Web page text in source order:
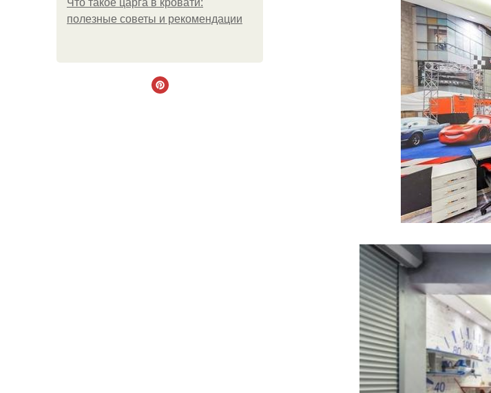
Что такое царга в кровати:
полезные советы и рекомендации